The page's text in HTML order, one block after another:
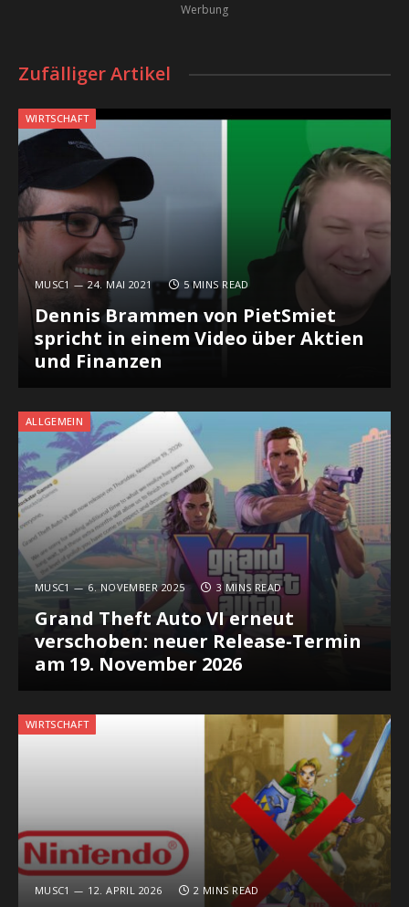
Werbung
Zufälliger Artikel
WIRTSCHAFT
MUSC1 24. MAI 2021 5 MINS READ
Dennis Brammen von PietSmiet
spricht in einem Video über Aktien
und Finanzen
ALLGEMEIN
MUSC1 6. NOVEMBER 2025 3 MINS READ
Grand Theft Auto VI erneut
verschoben: neuer Release-Termin
am 19. November 2026
WIRTSCHAFT
MUSC1 12. APRIL 2026 2 MINS READ